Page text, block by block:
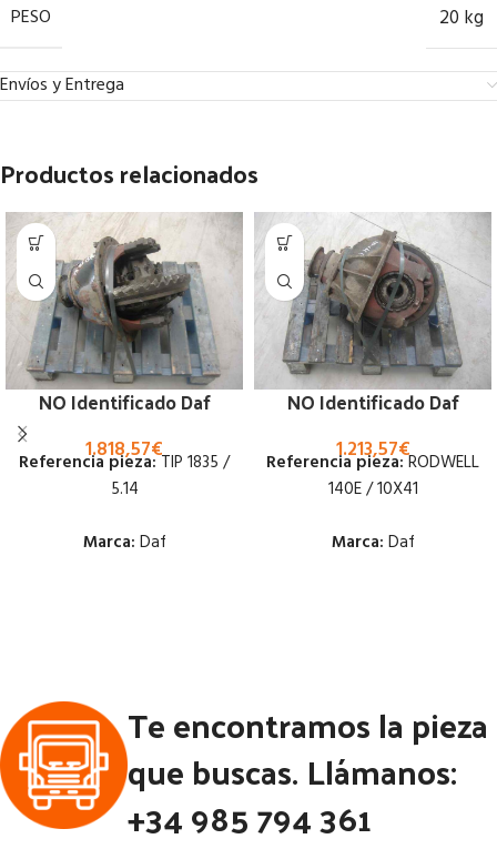
PESO
20 kg
Envíos y Entrega
Productos relacionados
NO Identificado Daf
1.818,57€
Referencia pieza:TIP 1835 /
5.14
Marca: Daf
(4X2) | 02.80 - 02.90
Código Pieza:
NO Identificado Daf
1.213,57€
Referencia pieza:RODWELL
140E / 10X41
Marca: Daf
DIAMETRO PALIER DIAMETRO
PALIER 57 MM [VP]DAF 1700
230 RG (4X2) | 02.80 - 02.90
Código Pieza:
Te encontramos la pieza
que buscas. Llámanos:
+34 985 794 361